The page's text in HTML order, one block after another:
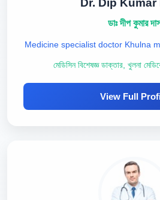
Dr. Dip Kumar
ডাঃ দীপ কুমার
Medicine specialist doctor Khulna
মেডিসিন বিশেষজ্ঞ ডাক্তার, খুলনা
View Full